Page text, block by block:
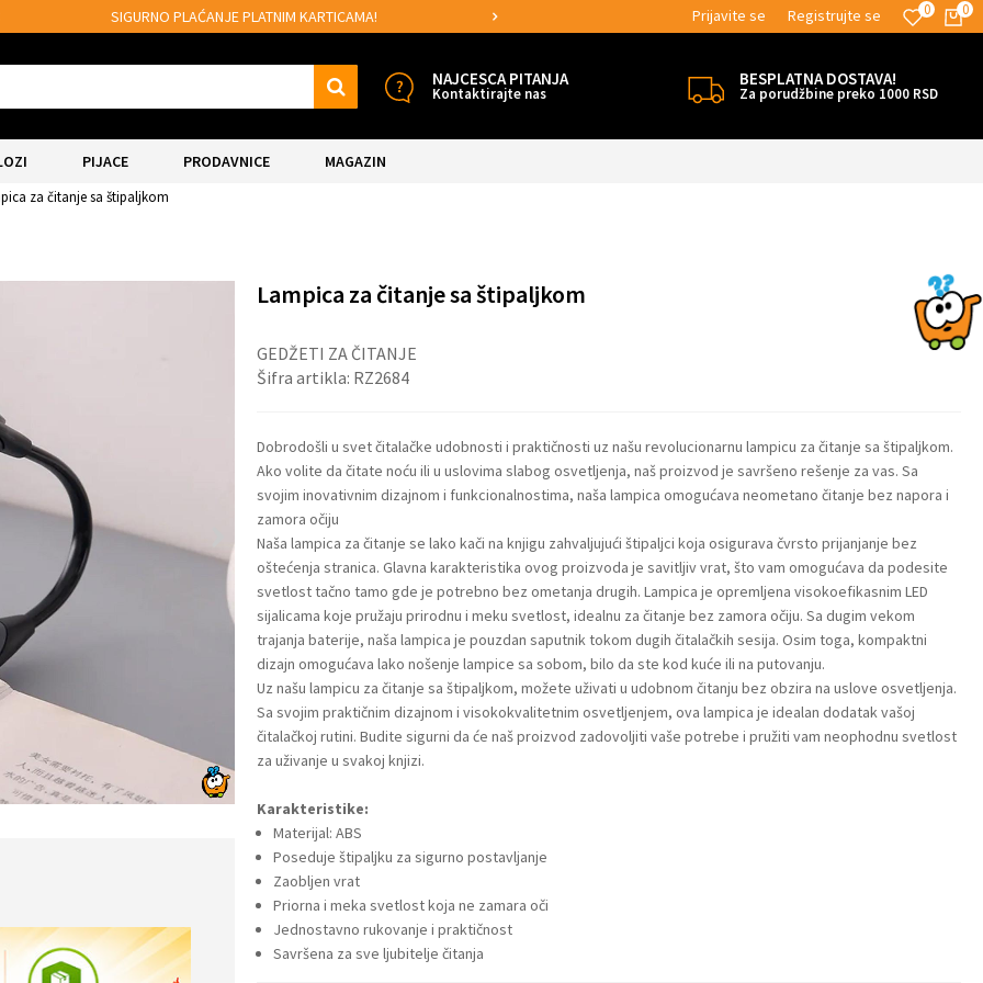
PLAĆANJE PLATNIM KARTICAMA! MOGUĆNOST BESPLATNE ISPORUKE! 0
0
Prijavite se Registrujte se
NAJCESCA PITANJA
Kontaktirajte nas
BESPLATNA DOSTAVA!
Za porudžbine preko 1000 RSD
PIJACE PRODAVNICE MAGAZIN
za čitanje sa štipaljkom
Lampica za čitanje sa štipaljkom
GEDŽETI ZA ČITANJE
Šifra artikla: RZ2684
Dobrodošli u svet čitalačke udobnosti i praktičnosti uz našu revolucionarnu lampicu za čitanje sa štipaljkom.
Ako volite da čitate noću ili u uslovima slabog osvetljenja, naš proizvod je savršeno rešenje za vas. Sa
svojim inovativnim dizajnom i funkcionalnostima, naša lampica omogućava neometano čitanje bez napora i
zamora očiju
Naša lampica za čitanje se lako kači na knjigu zahvaljujući štipaljci koja osigurava čvrsto prijanjanje bez
oštećenja stranica. Glavna karakteristika ovog proizvoda je savitljiv vrat, što vam omogućava da podesite
svetlost tačno tamo gde je potrebno bez ometanja drugih. Lampica je opremljena visokoefikasnim LED
sijalicama koje pružaju prirodnu i meku svetlost, idealnu za čitanje bez zamora očiju. Sa dugim vekom
trajanja baterije, naša lampica je pouzdan saputnik tokom dugih čitalačkih sesija. Osim toga, kompaktni
dizajn omogućava lako nošenje lampice sa sobom, bilo da ste kod kuće ili na putovanju.
Uz našu lampicu za čitanje sa štipaljkom, možete uživati u udobnom čitanju bez obzira na uslove osvetljenja.
Sa svojim praktičnim dizajnom i visokokvalitetnim osvetljenjem, ova lampica je idealan dodatak vašoj
čitalačkoj rutini. Budite sigurni da će naš proizvod zadovoljiti vaše potrebe i pružiti vam neophodnu svetlost
za uživanje u svakoj knjizi.
Karakteristike:
Materijal: ABS
Poseduje štipaljku za sigurno postavljanje
Zaobljen vrat
Priorna i meka svetlost koja ne zamara oči
Jednostavno rukovanje i praktičnost
Savršena za sve ljubitelje čitanja